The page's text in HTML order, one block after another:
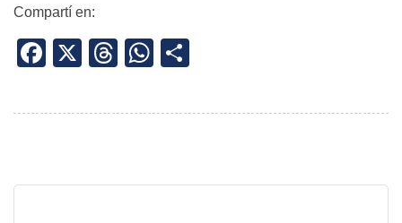
Compartí en:
Facebook
X Threads
WhatsApp